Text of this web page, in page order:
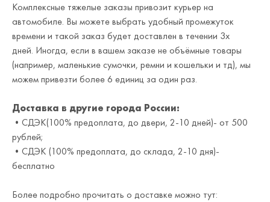
Комплексные тяжелые заказы привозит курьер на
автомобиле. Вы можете выбрать удобный промежуток
времени и такой заказ будет доставлен в течении 3х
дней. Иногда, если в вашем заказе не объёмные товары
(например, маленькие сумочки, ремни и кошельки и тд), мы
можем привезти более 6 единиц за один раз.
Доставка в другие города России:
•СДЭК(100% предоплата, до двери, 2-10 дней)- от 500
рублей;
•СДЭК (100% предоплата, до склада, 2-10 дня)-
бесплатно
Более подробно прочитать о доставке можно тут: